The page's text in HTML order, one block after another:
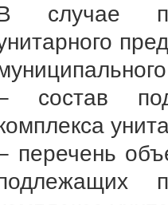
случае
состав
перечень